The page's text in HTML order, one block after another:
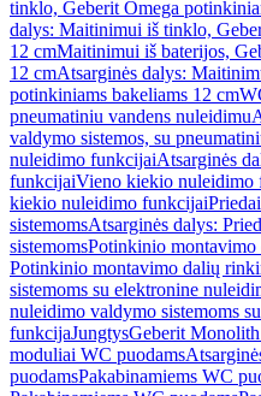
tinklo, Geberit Omega
dalys: Maitinimui iš tinklo,
12 cmMaitinimui iš baterijos,
12 cmAtsarginės dalys:
potinkiniams bakeliams 12 cm
pneumatiniu vandens nuleidimu
valdymo sistemos, su
nuleidimo funkcijaiAtsarginės
funkcijaiVieno kiekio nuleidimo
kiekio nuleidimo funkcijai
sistemomsAtsarginės dalys:
sistemomsPotinkinio
Potinkinio montavimo dalių
sistemoms su elektronine
nuleidimo valdymo sistemoms
funkcijaJungtysGeberit
moduliai WC puodams
puodamsPakabinamiems WC